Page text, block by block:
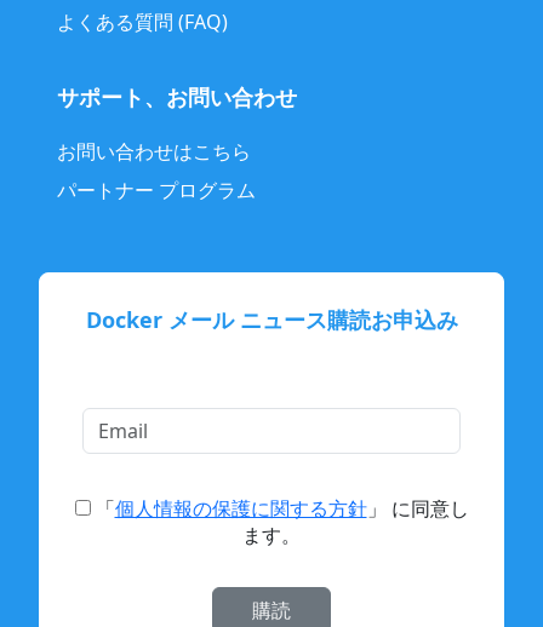
よくある質問 (FAQ)
サポート、お問い合わせ
お問い合わせはこちら
パートナー プログラム
Docker メール ニュース購読お申込み
「個人情報の保護に関する方針」 に同意し
ます。